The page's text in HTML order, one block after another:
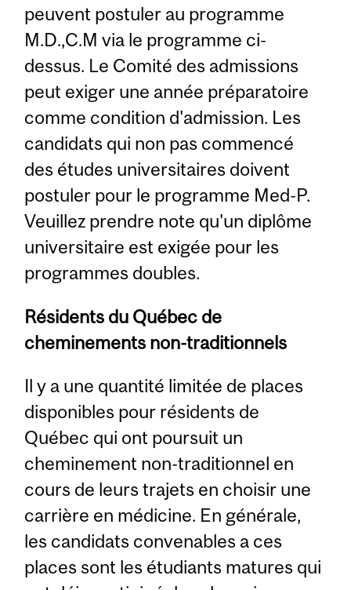
peuvent postuler au programme
M.D.,C.M via le programme ci-
dessus. Le Comité des admissions
peut exiger une année préparatoire
comme condition d'admission. Les
candidats qui non pas commencé
des études universitaires doivent
postuler pour le programme Med-P.
Veuillez prendre note qu'un diplôme
universitaire est exigée pour les
programmes doubles.
Résidents du Québec de
cheminements non-traditionnels
Il y a une quantité limitée de places
disponibles pour résidents de
Québec qui ont poursuit un
cheminement non-traditionnel en
cours de leurs trajets en choisir une
carrière en médicine. En générale,
les candidats convenables a ces
places sont les étudiants matures qui